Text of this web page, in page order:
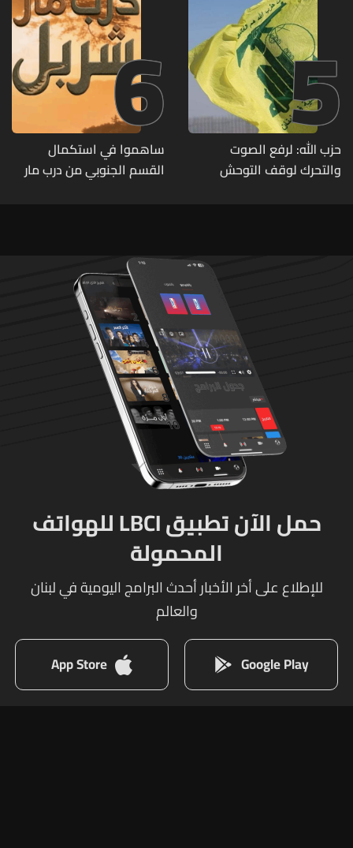
5
حزب الله: لرفع الصوت
والتحرك لوقف التوحش
6
ساهموا في استكمال
القسم الجنوبي من درب مار
حمل الآن تطبيق LBCI للهواتف
المحمولة
للإطلاع على أخر الأخبار أحدث البرامج اليومية في لبنان
والعالم
Google Play
App Store